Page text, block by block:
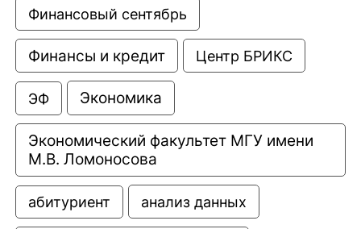
Финансовый сентябрь
Финансы и кредит Центр БРИКС
ЭФ Экономика
Экономический факультет МГУ имени
М.В. Ломоносова
абитуриент анализ данных